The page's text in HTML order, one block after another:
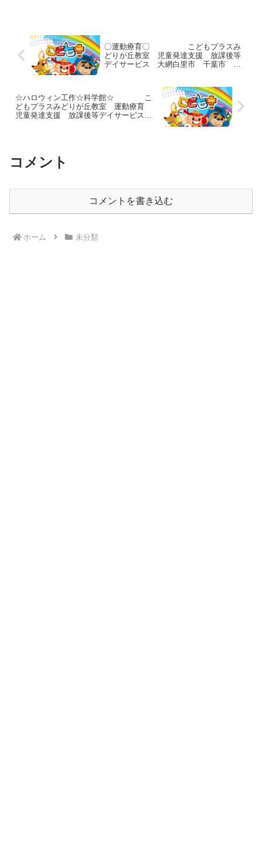
〇運動療育〇 こどもプラスみ
どりが丘教室 児童発達支援 放課後等
デイサービス 大網白里市 千葉市 教
☆ハロウィン工作☆科学館☆ こ
どもプラスみどりが丘教室 運動療育
児童発達支援 放課後等デイサービス
コメント
コメントを書き込む
ホーム 未分類